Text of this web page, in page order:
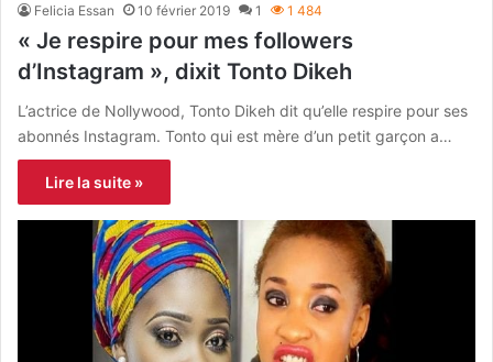
Felicia Essan 10 février 2019 1 1 484
« Je respire pour mes followers
d’Instagram », dixit Tonto Dikeh
L’actrice de Nollywood, Tonto Dikeh dit qu’elle respire pour ses
abonnés Instagram. Tonto qui est mère d’un petit garçon a…
Lire la suite »